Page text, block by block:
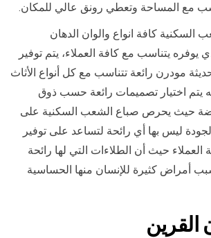
مع المساحة وتعطي رونق عالي للمكان.
السكنية كافة انواع والوان الدهان
يوفره يتناسب مع كافة العملاء، يتم توفير
مودرن رائعة تتناسب مع كل أنواع الأثاث
يتم اختيار تصميمات رائعة حسب ذوق
حيث يحرص صباع الشعب السكنية على
ليس بها أي رائحة لتساعد على توفير
حيث أن الطلاءات التي لها رائحة
أمراض كثيرة للإنسان منها الحساسية
القرين